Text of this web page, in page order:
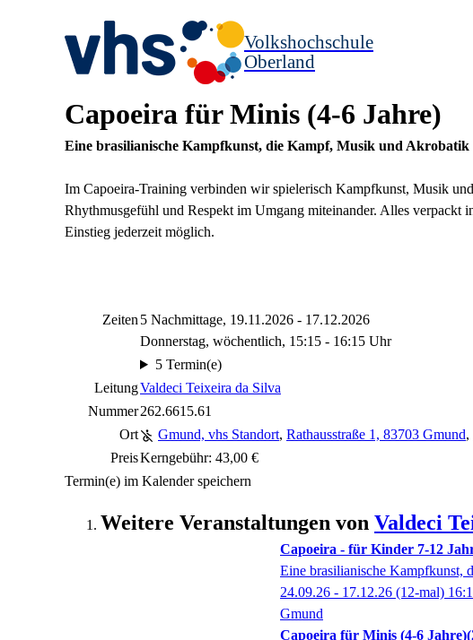
Volkshochschule
Oberland
Capoeira für Minis (4-6 Jahre)
Eine brasilianische Kampfkunst, die Kampf, Musik und Akrobatik
Im Capoeira-Training verbinden wir spielerisch Kampfkunst, Musik
Rhythmusgefühl und Respekt im Umgang miteinander. Alles verpackt
Einstieg jederzeit möglich.
Zeiten 5 Nachmittage, 19.11.2026 - 17.12.2026
Donnerstag, wöchentlich, 15:15 - 16:15 Uhr
5 Termin(e)
LeitungValdeci Teixeira da Silva
Nummer262.6615.61
Ort
Gmund, vhs Standort, Rathausstraße 1, 83703 Gmund,
PreisKerngebühr: 43,00 €
Termin(e) im Kalender speichern
Weitere Veranstaltungen von Valdeci
Capoeira - für Kinder 7-12
Eine brasilianische Kampfkunst,
24.09.26 - 17.12.26 (12-mal)
Gmund
Capoeira für Minis (4-6 Jahre)